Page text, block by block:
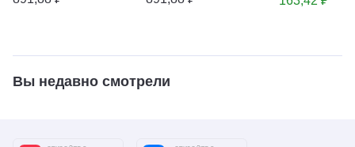
Вы недавно смотрели